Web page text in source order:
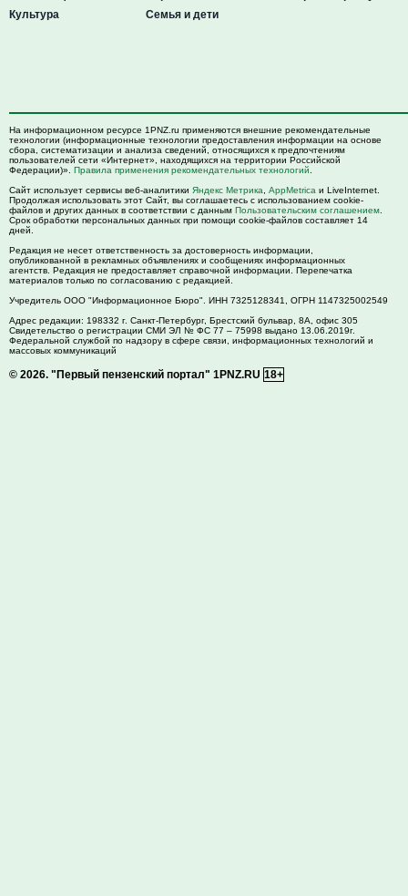
Культура
Семья и дети
На информационном ресурсе 1PNZ.ru применяются внешние рекомендательные
технологии (информационные технологии предоставления информации на основе
сбора, систематизации и анализа сведений, относящихся к предпочтениям
пользователей сети «Интернет», находящихся на территории Российской
Федерации)». Правила применения рекомендательных технологий
Сайт использует сервисы веб-аналитики Яндекс Метрика AppMetrica и LiveInternet.
Продолжая использовать этот Сайт, вы соглашаетесь с использованием cookie-
файлов и других данных в соответствии с данным Пользовательским соглашением
Срок обработки персональных данных при помощи cookie-файлов составляет 14
дней.
Редакция не несет ответственность за достоверность информации,
опубликованной в рекламных объявлениях и сообщениях информационных
агентств. Редакция не предоставляет справочной информации. Перепечатка
материалов только по согласованию с редакцией.
Учредитель ООО "Информационное Бюро". ИНН 7325128341, ОГРН 1147325002549
Адрес редакции: 198332 г. Санкт-Петербург, Брестский бульвар, 8А, офис 305
Свидетельство о регистрации СМИ ЭЛ № ФС 77 – 75998 выдано 13.06.2019г.
Федеральной службой по надзору в сфере связи, информационных технологий и
массовых коммуникаций
© 2026. "Первый пензенский портал" 1PNZ.RU 18+